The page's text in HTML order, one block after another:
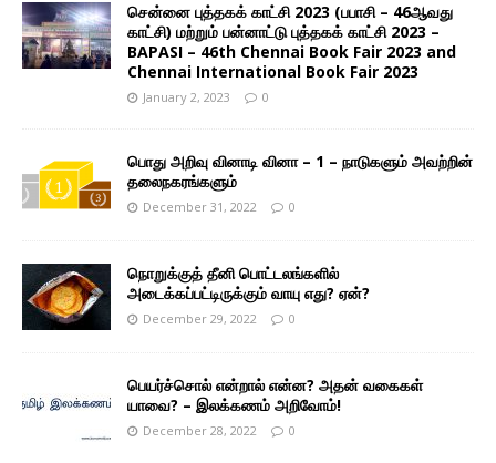
சென்னை புத்தகக் காட்சி 2023 (பபாசி – 46ஆவது
காட்சி) மற்றும் பன்னாட்டு புத்தகக் காட்சி 2023 –
BAPASI – 46th Chennai Book Fair 2023 and
Chennai International Book Fair 2023
January 2, 2023 0
பொது அறிவு வினாடி வினா – 1 – நாடுகளும் அவற்றின்
தலைநகரங்களும்
December 31, 2022 0
நொறுக்குத் தீனி பொட்டலங்களில்
அடைக்கப்பட்டிருக்கும் வாயு எது? ஏன்?
December 29, 2022 0
பெயர்ச்சொல் என்றால் என்ன? அதன் வகைகள்
யாவை? – இலக்கணம் அறிவோம்!
December 28, 2022 0